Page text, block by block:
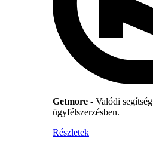
Getmore - Valódi segítség
ügyfélszerzésben.
Részletek